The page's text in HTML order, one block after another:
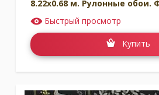
8.22x0.68 м. Рулонные обои.
Быстрый просмотр
Купить